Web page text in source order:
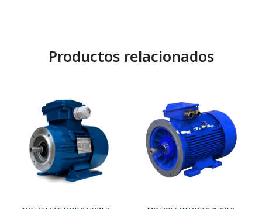
Productos relacionados